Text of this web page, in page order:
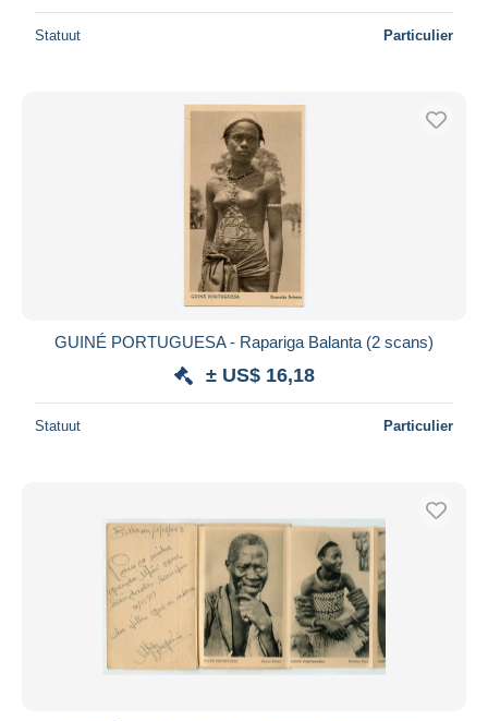
Statuut Particulier
GUINÉ PORTUGUESA - Rapariga Balanta (2 scans)
± US$ 16,18
Statuut Particulier